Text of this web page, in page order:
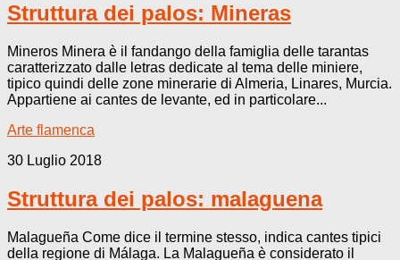
Struttura dei palos: Mineras
Mineros Minera è il fandango della famiglia delle tarantas
caratterizzato dalle letras dedicate al tema delle miniere,
tipico quindi delle zone minerarie di Almeria, Linares, Murcia.
Appartiene ai cantes de levante, ed in particolare...
Arte flamenca
30 Luglio 2018
Struttura dei palos: malaguena
Malagueña Come dice il termine stesso, indica cantes tipici
della regione di Málaga. La Malagueña è considerato il